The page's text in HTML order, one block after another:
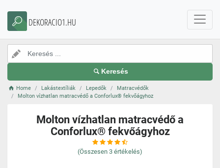
DEKORACIO1.HU
Keresés
Home Lakástextíliák Lepedők
Matracvédők
Molton vízhatlan matracvédő a Conforlux® fekvőágyhoz
Molton vízhatlan matracvédő a
Conforlux® fekvőágyhoz
(Összesen 3 értékelés)